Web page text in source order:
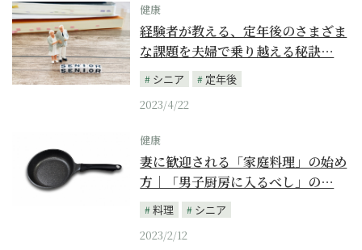
健康
経験者が教える、定年後のさまざま
な課題を夫婦で乗り越える秘訣…
シニア
定年後
2023/4/22
健康
妻に歓迎される「家庭料理」の始め
方｜「男子厨房に入るべし」の…
料理
シニア
2023/2/12